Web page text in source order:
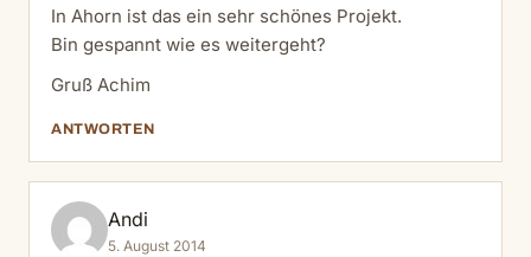
In Ahorn ist das ein sehr schönes Projekt.
Bin gespannt wie es weitergeht?
Gruß Achim
ANTWORTEN
Andi
5. August 2014